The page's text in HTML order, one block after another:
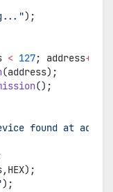
);
< 127; address++
(address);
();
found at
);